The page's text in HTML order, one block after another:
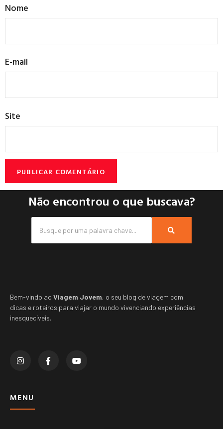
Nome
E-mail
Site
Não encontrou o que buscava?
Bem-vindo ao Viagem Jovem, o seu blog de viagem com
dicas e roteiros para viajar o mundo vivenciando experiências
inesquecíveis.
MENU